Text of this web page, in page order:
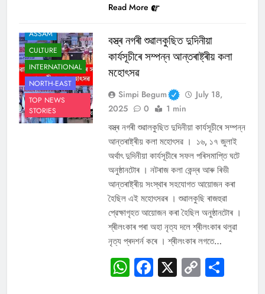
Read More
ASSAM
CULTURE
INTERNATIONAL
NORTH-EAST
TOP NEWS
STORIES
বস্ত্ৰ নগৰী শুৱালকুছিত দুদিনীয়া
কাৰ্যসূচীৰে সম্পন্ন আন্তৰাষ্ট্ৰীয় কলা
মহোৎসৱ
Simpi Begum
July 18,
2025
0 1 min
বস্ত্ৰ নগৰী শুৱালকুছিত দুদিনীয়া কাৰ্যসূচীৰে সম্পন্ন
আন্তৰাষ্ট্ৰীয় কলা মহোৎসৱ । ১৬, ১৭ জুলাই
অৰ্থাৎ দুদিনীয়া কাৰ্যসূচীৰে সফল পৰিসমাপ্তি ঘটে
অনুষ্ঠানটোৰ । নটৰাজ কলা কেন্দ্ৰ আৰু ৰিভী
আন্তৰাষ্ট্ৰীয় সংস্থাৰ সহযোগত আয়োজন কৰা
হৈছিল এই মহোৎসৱৰ । শুৱালকুছি ৰাজহুৱা
প্রেক্ষাগৃহত আয়োজন কৰা হৈছিল অনুষ্ঠানটোৰ ।
শ্ৰীলংকাৰ পৰা অহা নৃত্য দলে শ্ৰীলংকাৰ থলুৱা
নৃত্য প্ৰদশৰ্ন কৰে । শ্ৰীলংকাৰ লগতে…
WhatsApp
Facebook
X Copy